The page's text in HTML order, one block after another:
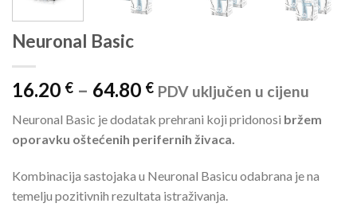
Neuronal Basic
16.20 € – 64.80 €Raspon
od
16.20 €
64.80 €
PDV uključen u cijenu
Neuronal Basic je dodatak prehrani koji pridonosi bržem
oporavku oštećenih perifernih živaca.
Kombinacija sastojaka u Neuronal Basicu odabrana je na
temelju pozitivnih rezultata istraživanja.